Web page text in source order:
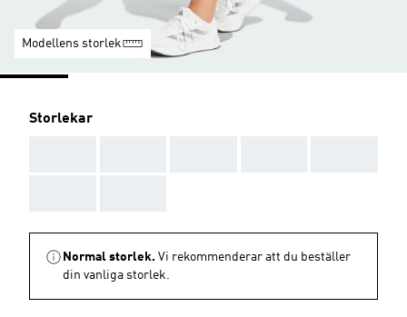
Modellens storlek
Storlekar
Normal storlek. Vi rekommenderar att du beställer
din vanliga storlek.